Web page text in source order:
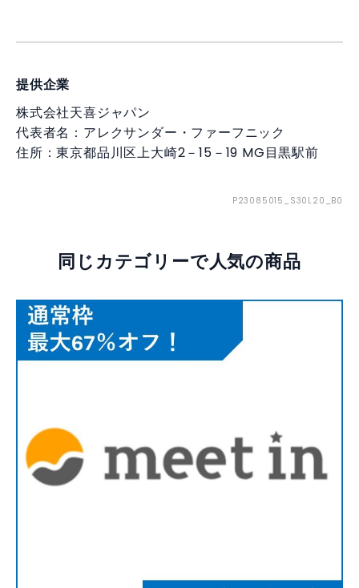
提供企業
株式会社天喜ジャパン
代表者名：アレクサンダー・ファーフニック
住所：東京都品川区上大崎2－15－19 MG目黒駅前
P23085015_S30L20_B0
同じカテゴリーで人気の商品